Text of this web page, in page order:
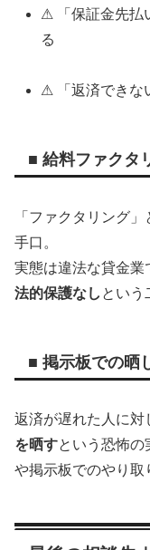
⚠ 「保証金先払
る
⚠ 「返済できな
■ 給料ファクタ
「ファクタリング
手口。
実態は違法な貸金業
法的保護なし という
■ 掲示板での晒
返済が遅れた人に対
を晒すという恐怖の
や掲示板でのやり取